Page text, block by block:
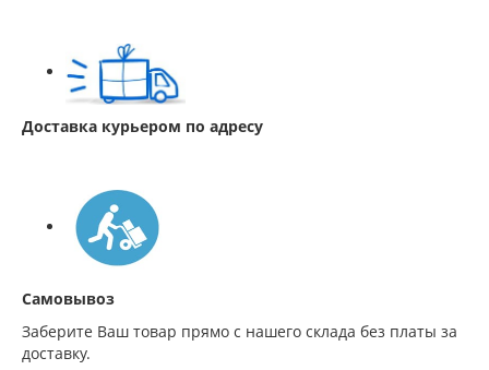
Доставка курьером по адресу
Самовывоз
Заберите Ваш товар прямо с нашего склада без платы за
доставку.